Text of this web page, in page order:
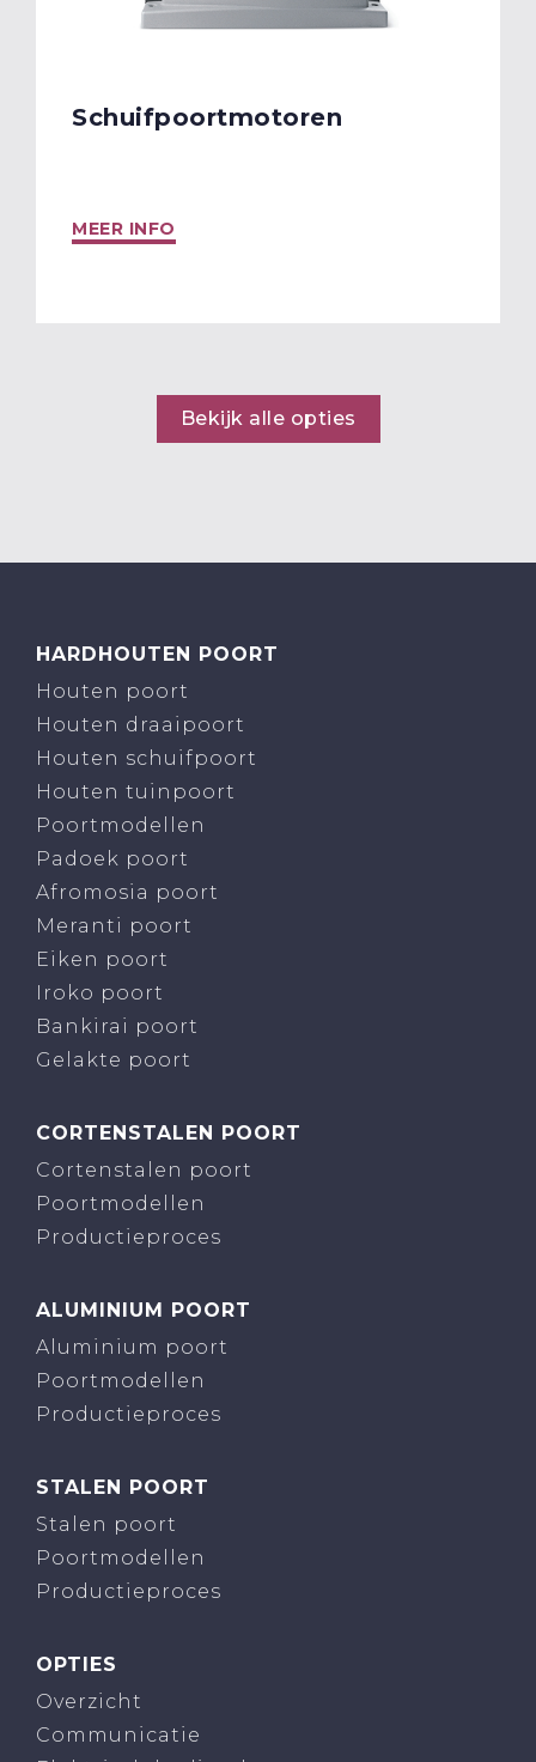
Schuifpoortmotoren
MEER INFO
Bekijk alle opties
HARDHOUTEN POORT
Houten poort
Houten draaipoort
Houten schuifpoort
Houten tuinpoort
Poortmodellen
Padoek poort
Afromosia poort
Meranti poort
Eiken poort
Iroko poort
Bankirai poort
Gelakte poort
CORTENSTALEN POORT
Cortenstalen poort
Poortmodellen
Productieproces
ALUMINIUM POORT
Aluminium poort
Poortmodellen
Productieproces
STALEN POORT
Stalen poort
Poortmodellen
Productieproces
OPTIES
Overzicht
Communicatie